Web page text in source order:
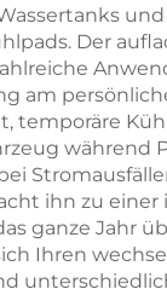
Der
am
temporäre
während
ihn zu
ganze Jahr
Ihren